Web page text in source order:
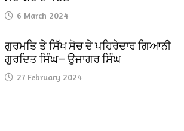
6 March 2024
ਗੁਰਮਤਿ ਤੇ ਸਿੱਖ ਸੋਚ ਦੇ ਪਹਿਰੇਦਾਰ ਗਿਆਨੀ
ਗੁਰਦਿਤ ਸਿੰਘ— ਉਜਾਗਰ ਸਿੰਘ
27 February 2024